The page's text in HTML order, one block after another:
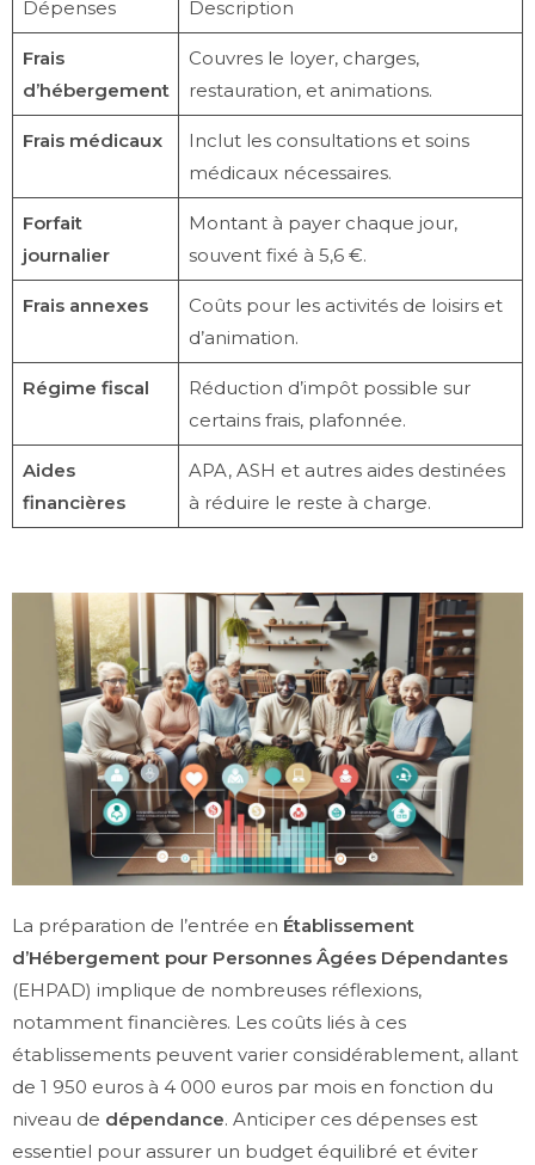
Dépenses Description
Frais
d’hébergement
Couvres le loyer, charges,
restauration, et animations.
Frais médicaux
Inclut les consultations et soins
médicaux nécessaires.
Forfait
journalier
Montant à payer chaque jour,
souvent fixé à 5,6 €.
Frais annexes
Coûts pour les activités de loisirs et
d’animation.
Régime fiscal
Réduction d’impôt possible sur
certains frais, plafonnée.
Aides
financières
APA, ASH et autres aides destinées
à réduire le reste à charge.
La préparation de l’entrée en Établissement
d’Hébergement pour Personnes Âgées Dépendantes
(EHPAD) implique de nombreuses réflexions,
notamment financières. Les coûts liés à ces
établissements peuvent varier considérablement, allant
de 1 950 euros à 4 000 euros par mois en fonction du
niveau de dépendance. Anticiper ces dépenses est
essentiel pour assurer un budget équilibré et éviter